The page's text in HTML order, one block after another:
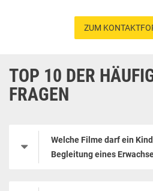
ZUM
TOP 10 DER
FRAGEN
Welche Filme darf ein
Begleitung eines